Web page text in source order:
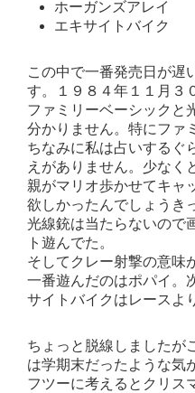
ホーガンズアレイ
エキサイトバイク
この中で一番発売日が遅
す。１９８４年１１月３
ファミリーベーシックと
分かりません。特にファ
ちなみに私は占いするぐ
えがありません。少なく
親がマリオ歩かせてキャ
欲しかったんでしょうき
光線銃は当たらないので
ト遊んでた。
そしてクレー射撃の意味
一番遊んだのはポパイ。
サイトバイクはレースよ
ちょっと脱線しましたが
は学期末だったような気
フツーに考えるとクリス